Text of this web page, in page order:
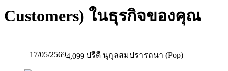
Customers) ในธุรกิจของคุณ
17/05/25694,099|ปรีดี นุกุลสมปรารถนา (Pop)